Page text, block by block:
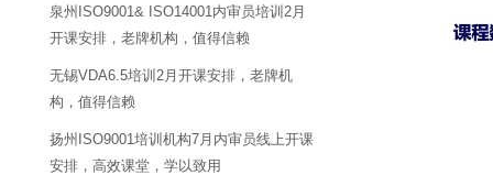
泉州ISO9001& ISO14001内审员培训2月
开课安排，老牌机构，值得信赖
无锡VDA6.5培训2月开课安排，老牌机
构，值得信赖
扬州ISO9001培训机构7月内审员线上开课
安排，高效课堂，学以致用